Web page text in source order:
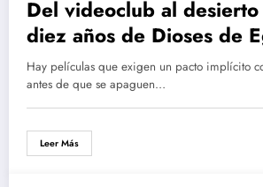
Del videoclub al
diez años de Dioses de
desaparición del
complejos
Hay películas que exigen un pacto implícito
antes de que se apaguen…
Leer Más